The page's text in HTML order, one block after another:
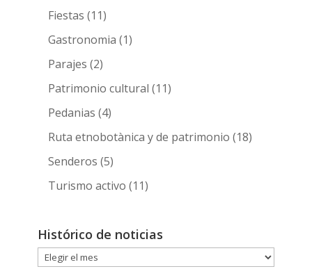
Fiestas (11)
Gastronomia (1)
Parajes (2)
Patrimonio cultural (11)
Pedanias (4)
Ruta etnobotànica y de patrimonio (18)
Senderos (5)
Turismo activo (11)
Histórico de noticias
Histórico